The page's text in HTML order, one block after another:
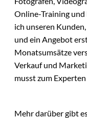
Online-Training und
ich unseren
und ein Angebot
Monatsumsätze
Verkauf und
musst zum
Mehr darüber gibt